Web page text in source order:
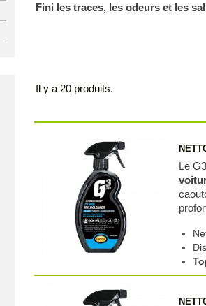
Fini les traces, les odeurs et les
Il y a 20 produits.
Le